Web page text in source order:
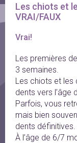
Les chiots et
VRAI/FAUX
Vrai!
Les premières
3 semaines.
Les chiots et les
dents vers l’âge
Parfois, vous
mais bien
dents définitives.
À l’âge de 6/7